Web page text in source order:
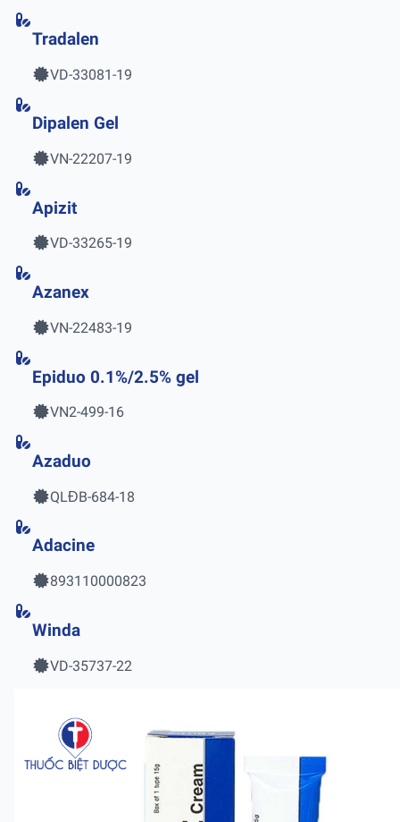
Tradalen
VD-33081-19
Dipalen Gel
VN-22207-19
Apizit
VD-33265-19
Azanex
VN-22483-19
Epiduo 0.1%/2.5% gel
VN2-499-16
Azaduo
QLĐB-684-18
Adacine
893110000823
Winda
VD-35737-22